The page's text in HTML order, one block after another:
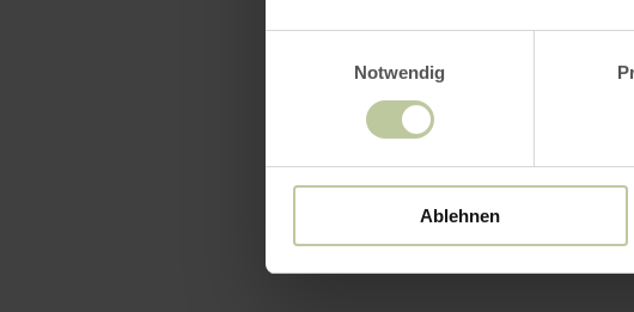
Notwendig
Ablehnen